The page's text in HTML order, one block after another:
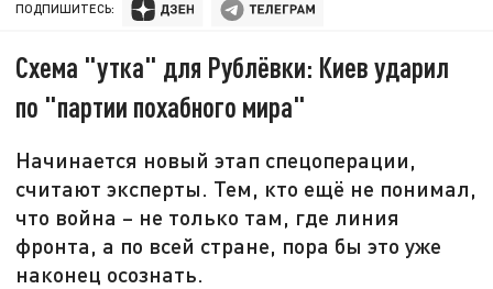
ПОДПИШИТЕСЬ:
Схема "утка" для Рублёвки: Киев ударил
по "партии похабного мира"
Начинается новый этап спецоперации,
считают эксперты. Тем, кто ещё не понимал,
что война – не только там, где линия
фронта, а по всей стране, пора бы это уже
наконец осознать.